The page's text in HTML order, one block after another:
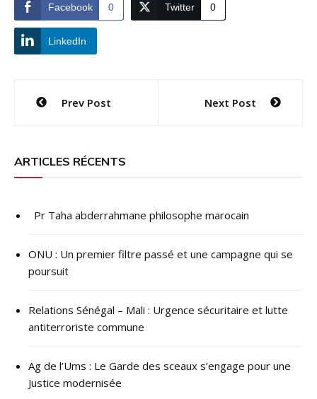
Facebook 0 Twitter 0
LinkedIn
Navigation
l’article
Prev Post Next Post
ARTICLES RÉCENTS
Pr Taha abderrahmane philosophe marocain
ONU : ​Un premier filtre passé et une campagne qui se
poursuit
Relations Sénégal – Mali : Urgence sécuritaire et lutte
antiterroriste commune
Ag de l’Ums : Le Garde des sceaux s’engage pour une
Justice modernisée